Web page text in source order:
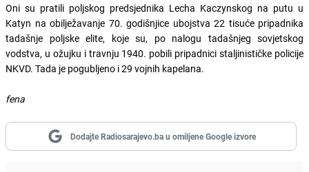
Oni su pratili poljskog predsjednika Lecha Kaczynskog na putu u
Katyn na obilježavanje 70. godišnjice ubojstva 22 tisuće pripadnika
tadašnje poljske elite, koje su, po nalogu tadašnjeg sovjetskog
vodstva, u ožujku i travnju 1940. pobili pripadnici staljinističke policije
NKVD. Tada je pogubljeno i 29 vojnih kapelana.
fena
Dodajte Radiosarajevo.ba u omiljene Google izvore